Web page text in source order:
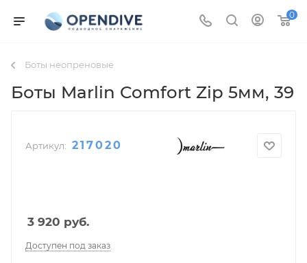
0
Боты неопреновые
Боты Marlin Comfort Zip 5мм, 39
Артикул: 217020
3 920 руб.
Доступен под заказ